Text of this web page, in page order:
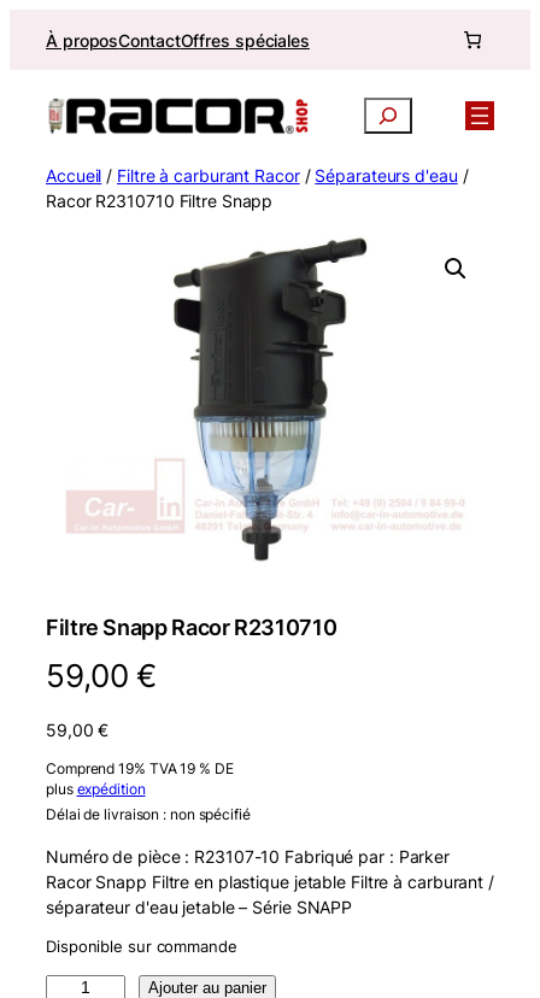
À proposContactOffres spéciales
Recherche
Accueil / Filtre à carburant Racor/ Séparateurs d'eau /
Racor R2310710 Filtre Snapp
Filtre Snapp Racor R2310710
59,00€
59,00€
Comprend 19% TVA 19 % DE
plus expédition
Délai de livraison : non spécifié
Numéro de pièce : R23107-10 Fabriqué par : Parker
Racor Snapp Filtre en plastique jetable Filtre à carburant /
séparateur d'eau jetable – Série SNAPP
Disponible sur commande
Ajouter au panier